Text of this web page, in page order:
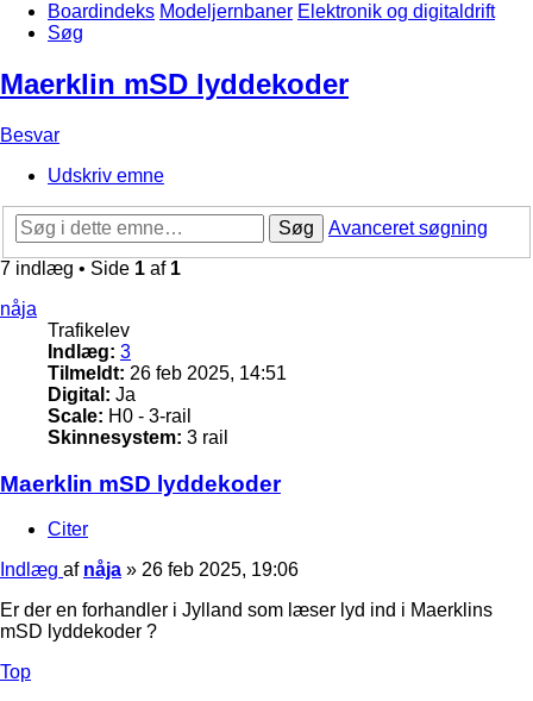
Boardindeks Modeljernbaner Elektronik og digitaldrift
Søg
Maerklin mSD lyddekoder
Besvar
Udskriv emne
Søg
Avanceret søgning
7 indlæg • Side 1 af 1
nåja
Trafikelev
Indlæg: 3
Tilmeldt: 26 feb 2025, 14:51
Digital: Ja
Scale: H0 - 3-rail
Skinnesystem: 3 rail
Maerklin mSD lyddekoder
Citer
Indlæg af nåja » 26 feb 2025, 19:06
Er der en forhandler i Jylland som læser lyd ind i Maerklins
mSD lyddekoder ?
Top